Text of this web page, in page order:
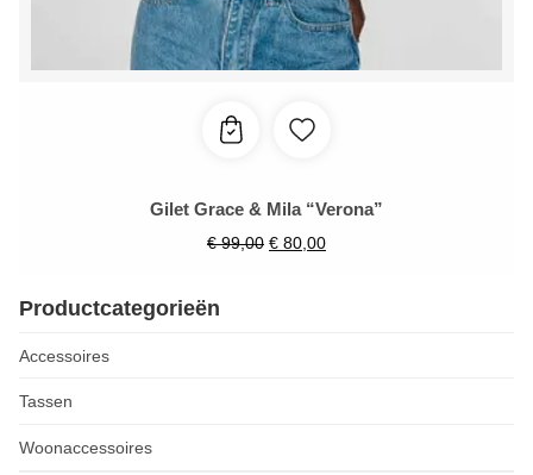
Gilet Grace & Mila “Verona”
€99,00 € 80,00
Productcategorieën
Accessoires
Tassen
Woonaccessoires